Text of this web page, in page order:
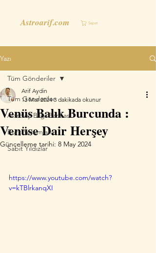
Astroarif.com Sepet
Yazı
Tüm Gönderiler
Astroloji Bilgi Bankası
Burç Yorumları
Sabit Yıldızlar
Tüm Gönderiler
Venüs Balık Burcunda :
Venüse Dair Herşey
Arif Aydin
13 Mar 2024 3 dakikada okunur
Güncelleme tarihi: 8 May 2024
https://www.youtube.com/watch?
v=kTBlrkanqXI